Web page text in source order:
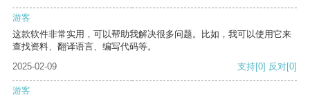
游客
这款软件非常实用，可以帮助我解决很多问题。比如，我可以使用它来
查找资料、翻译语言、编写代码等。
2025-02-09
支持[0] 反对[0]
游客